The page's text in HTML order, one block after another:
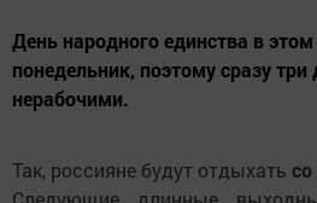
День народного единства в
понедельник, поэтому сразу
нерабочими.
Так, россияне будут отдыхать